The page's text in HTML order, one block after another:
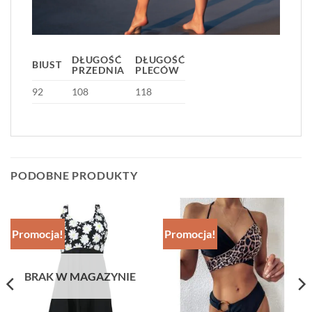
BIUST
DŁUGOŚĆ
PRZEDNIA
DŁUGOŚĆ
PLECÓW
92
108 118
PODOBNE PRODUKTY
Promocja!
BRAK W MAGAZYNIE
Promocja!